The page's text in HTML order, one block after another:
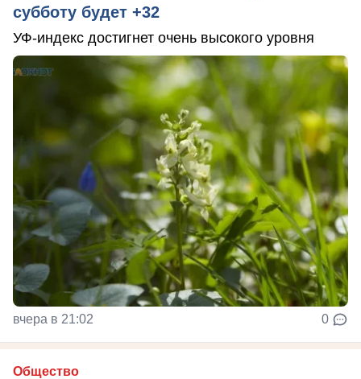
субботу будет +32
УФ-индекс достигнет очень высокого уровня
вчера в 21:02 0
Общество